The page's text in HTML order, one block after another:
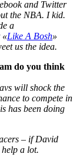
and Twitter
the NBA. I kid.
a
«Like A Bosh»
us the idea.
do you think
will shock the
to compete in
has been doing
– if David
help a lot.